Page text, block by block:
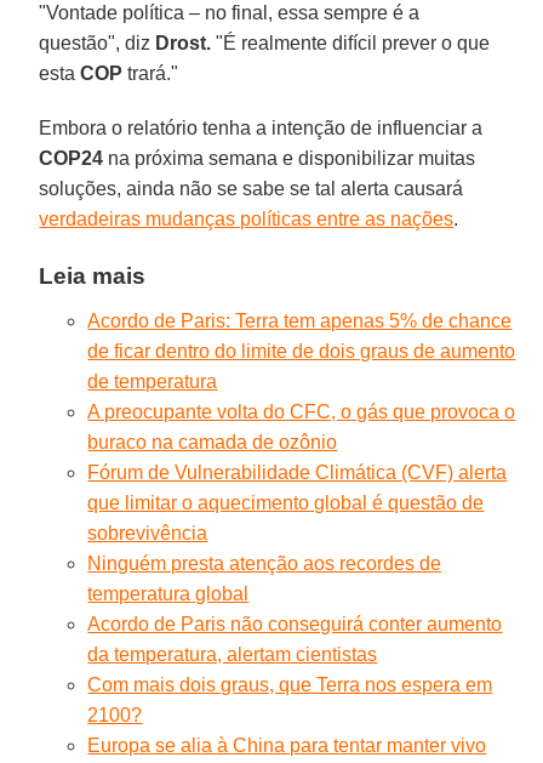
"Vontade política – no final, essa sempre é a
questão", diz Drost. "É realmente difícil prever o que
estaCOP trará."
Embora o relatório tenha a intenção de influenciar a
COP24 na próxima semana e disponibilizar muitas
soluções, ainda não se sabe se tal alerta causará
verdadeiras mudanças políticas entre as nações.
Leia mais
Acordo de Paris: Terra tem apenas 5% de chance
de ficar dentro do limite de dois graus de aumento
de temperatura
A preocupante volta do CFC, o gás que provoca o
buraco na camada de ozônio
Fórum de Vulnerabilidade Climática (CVF) alerta
que limitar o aquecimento global é questão de
sobrevivência
Ninguém presta atenção aos recordes de
temperatura global
Acordo de Paris não conseguirá conter aumento
da temperatura, alertam cientistas
Com mais dois graus, que Terra nos espera em
2100?
Europa se alia à China para tentar manter vivo